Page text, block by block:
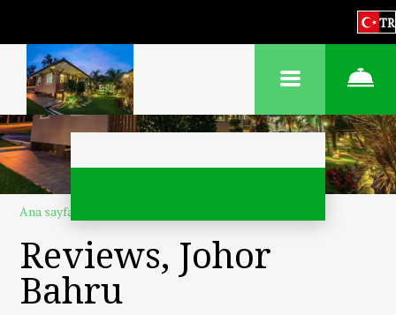
TR
Ana sayfa
Reviews, Johor
Bahru